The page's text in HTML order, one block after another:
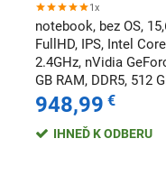
1x
notebook, bez OS,
FullHD, IPS, Intel
2.4GHz, nVidia
GB RAM, DDR5, 512
948,99 €
IHNEĎ K ODBERU